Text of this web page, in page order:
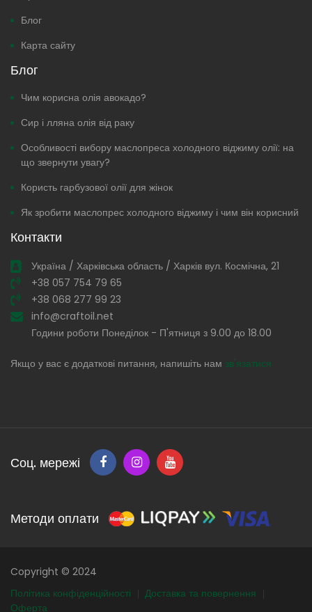
Блог
Карта сайту
Блог
Чим корисна олія авокадо?
Сир і лляна олія від раку
Особливості вибору маслопреса холодного віджиму олії: на
що звернути увагу?
Користь гарбузової олії для жінок
Як зробити маслопрес холодного віджиму і чим він корисний
Контакти
Україна / Харківська область / Харків вул. Космічна, 21
+38 057 754 79 65
+38 068 277 99 23
info@craftoil.net
Години роботи Понеділок - П'ятниця з 9.00 до 18.00
Якщо у вас є додаткові питання, напишіть нам зв'язатися
Соц. мережі
Методи оплати
Copyright © 2024
Політика конфіденційності
Доставка та повернення
Оферта